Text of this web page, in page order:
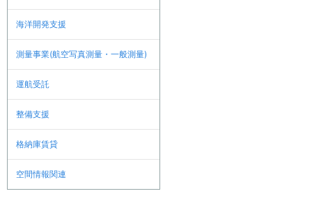
海洋開発支援
測量事業(航空写真測量・一般測量)
運航受託
整備支援
格納庫賃貸
空間情報関連